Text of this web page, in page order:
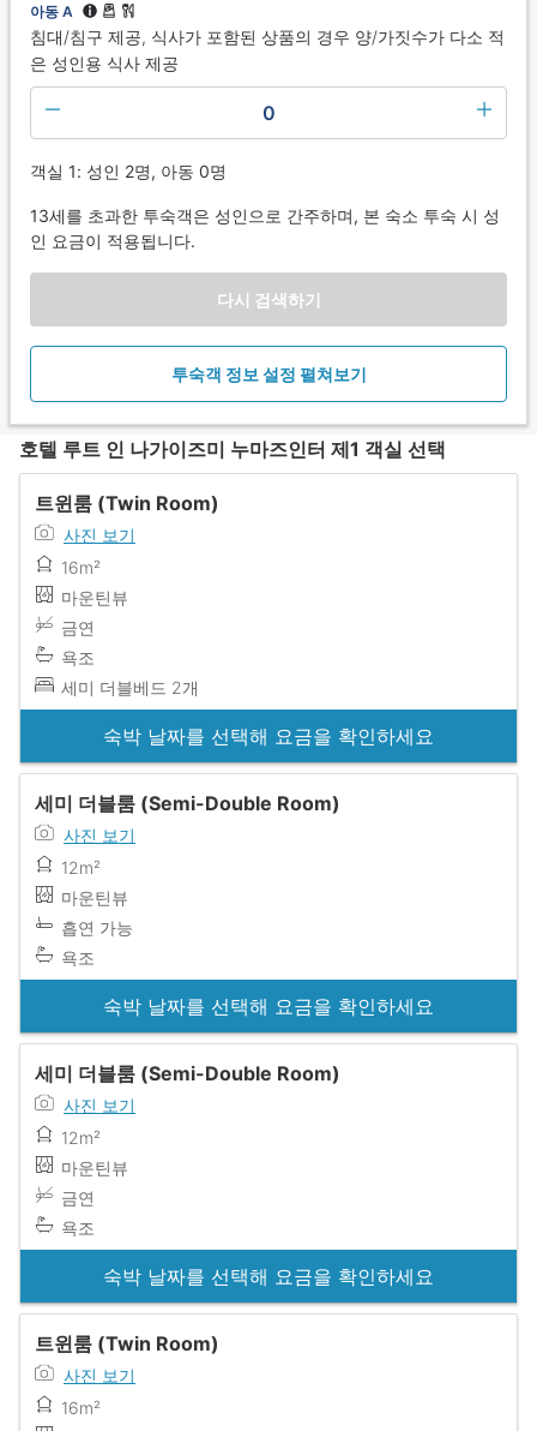
아동 A
침대/침구 제공, 식사가 포함된 상품의 경우 양/가짓수가 다소 적
은 성인용 식사 제공
0
객실 1: 성인 2명, 아동 0명
13세를 초과한 투숙객은 성인으로 간주하며, 본 숙소 투숙 시 성
인 요금이 적용됩니다.
다시 검색하기
투숙객 정보 설정 펼쳐보기
호텔 루트 인 나가이즈미 누마즈인터 제1 객실 선택
트윈룸 (Twin Room)
사진 보기
16m²
마운틴뷰
금연
욕조
세미 더블베드 2개
숙박 날짜를 선택해 요금을 확인하세요
세미 더블룸 (Semi-Double Room)
사진 보기
12m²
마운틴뷰
흡연 가능
욕조
숙박 날짜를 선택해 요금을 확인하세요
세미 더블룸 (Semi-Double Room)
사진 보기
12m²
마운틴뷰
금연
욕조
숙박 날짜를 선택해 요금을 확인하세요
트윈룸 (Twin Room)
사진 보기
16m²